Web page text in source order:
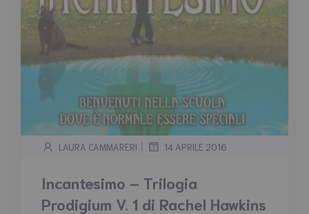
LAURA CAMMARERI | 14 APRILE 2016
Incantesimo – Trilogia
Prodigium V. 1 di Rachel Hawkins